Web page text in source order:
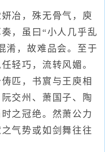
冶，殊无骨气，庾
，虽曰“小人几乎乱
淆，故难品会。至于
轻巧，流转风媚。
匹，书賔与王庾相
交州、萧国子、陶
之冠绝。然萧公力
气势或如剑舞往往